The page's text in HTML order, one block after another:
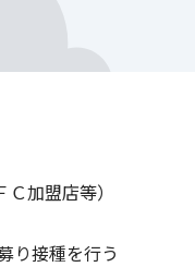
加盟店等）
り接種を行う